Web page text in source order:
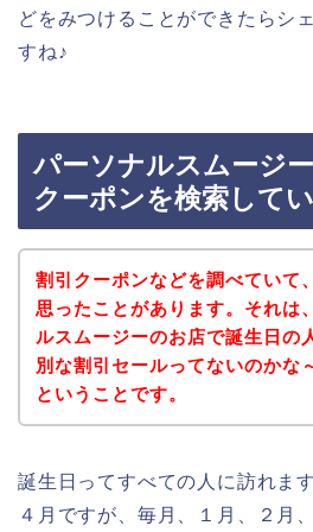
どをみつけることができたらシ
すね♪
パーソナルスムージ
クーポンを検索して
割引クーポンなどを調べていて
思ったことがあります。それは
ルスムージーのお店で誕生日の
別な割引セールってないのかな
ということです。
誕生日ってすべての人に訪れま
４月ですが、毎月、１月、２月